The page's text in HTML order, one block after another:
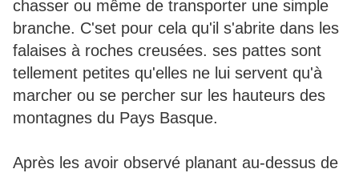
chasser ou même de transporter une simple
branche. C'set pour cela qu'il s'abrite dans les
falaises à roches creusées. ses pattes sont
tellement petites qu'elles ne lui servent qu'à
marcher ou se percher sur les hauteurs des
montagnes du Pays Basque.
Après les avoir observé planant au-dessus de